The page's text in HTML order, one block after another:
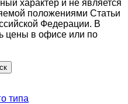
характер и не является
положениями Статьи
Федерации. В
цены в офисе или по
типа